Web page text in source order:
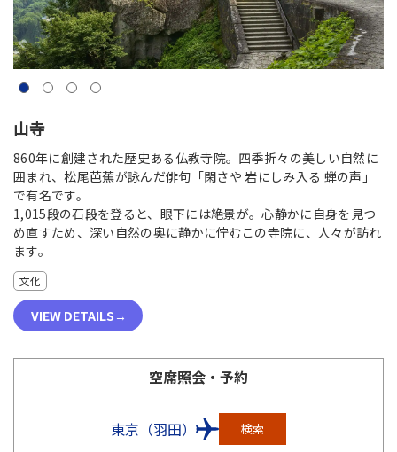
山寺
860年に創建された歴史ある仏教寺院。四季折々の美しい自然に
囲まれ、松尾芭蕉が詠んだ俳句「閑さや 岩にしみ入る 蝉の声」
で有名です。
1,015段の石段を登ると、眼下には絶景が。心静かに自身を見つ
め直すため、深い自然の奥に静かに佇むこの寺院に、人々が訪れ
ます。
文化
VIEW DETAILS
空席照会・予約
東京（羽田） 検索